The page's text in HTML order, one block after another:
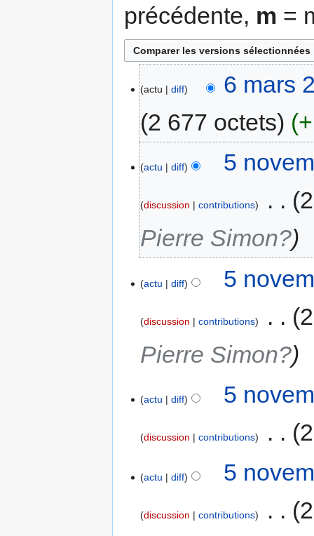
précédente, m =
actu diff
6 mars
2 677 octets
actu diff 5
discussion contributions
Pierre Simon?
actu diff 5
discussion contributions
Pierre Simon?
actu diff 5
discussion contributions
actu diff 5
discussion contributions